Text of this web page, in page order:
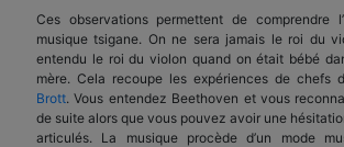
Ces observations permettent de comprendre
musique tsigane. On ne sera jamais le roi du
entendu le roi du violon quand on était bébé
mère. Cela recoupe les expériences de chefs
Brott. Vous entendez Beethoven et vous
de suite alors que vous pouvez avoir une
articulés. La musique procède d’un mode